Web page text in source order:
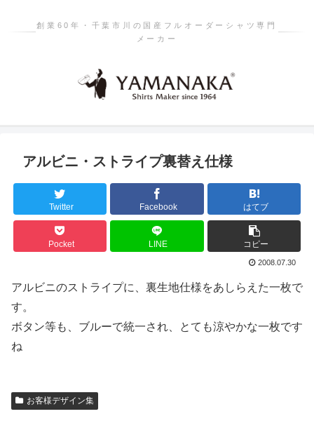
創業60年・千葉市川の国産フルオーダーシャツ専門
メーカー
アルビニ・ストライプ裏替え仕様
Twitter Facebook はてブ
Pocket LINE コピー
2008.07.30
アルビニのストライプに、裏生地仕様をあしらえた一枚で
す。
ボタン等も、ブルーで統一され、とても涼やかな一枚です
ね
お客様デザイン集